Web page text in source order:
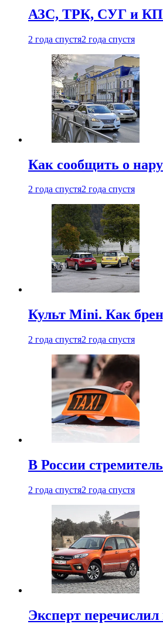
АЗС, ТРК, СУГ и
2 года спустя2 года спустя
Как сообщить о
2 года спустя2 года спустя
Культ Mini. Как
2 года спустя2 года спустя
В России
2 года спустя2 года спустя
Эксперт